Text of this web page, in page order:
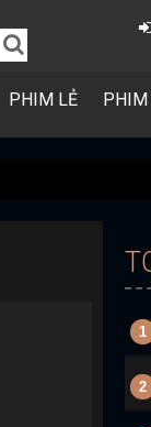
PHIM LẺ PHIM
1
2